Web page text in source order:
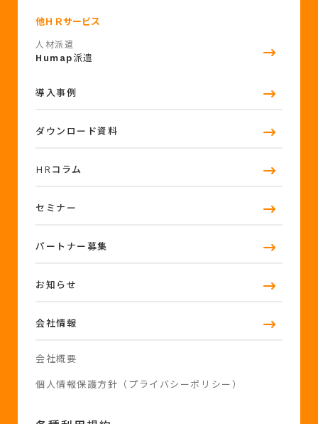
他ＨＲサービス
人材派遣
Humap 派遣
導入事例
ダウンロード資料
HRコラム
セミナー
パートナー募集
お知らせ
会社情報
会社概要
個人情報保護方針（プライバシーポリシー）